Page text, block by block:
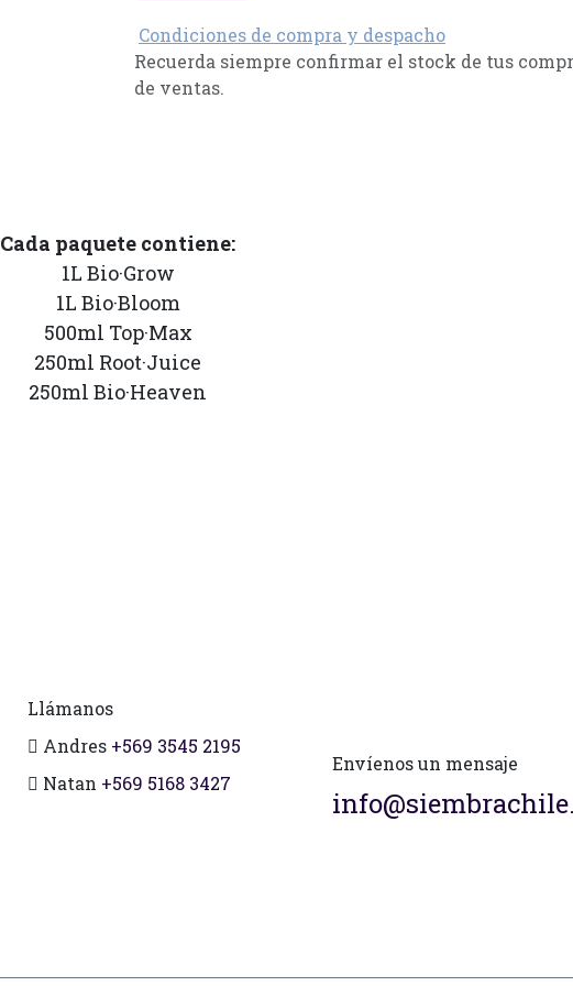
Condiciones de compra y despacho
Recuerda siempre confirmar el stock de tus
de ventas.
Cada paquete contiene:
1L Bio·Grow
1L Bio·Bloom
500ml Top·Max
250ml Root·Juice
250ml Bio·Heaven
Llámanos
Andres +569 3545 2195
Natan +569 5168 3427
Envíenos un mensaje